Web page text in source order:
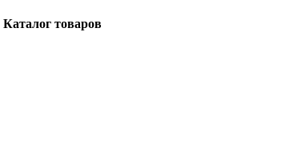
Каталог товаров